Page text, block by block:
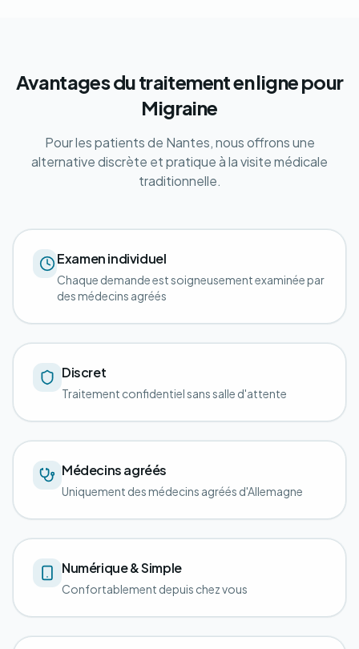
Avantages du traitement en ligne pour
Migraine
Pour les patients de Nantes, nous offrons une
alternative discrète et pratique à la visite médicale
traditionnelle.
Examen individuel
Chaque demande est soigneusement examinée par
des médecins agréés
Discret
Traitement confidentiel sans salle d'attente
Médecins agréés
Uniquement des médecins agréés d'Allemagne
Numérique & Simple
Confortablement depuis chez vous